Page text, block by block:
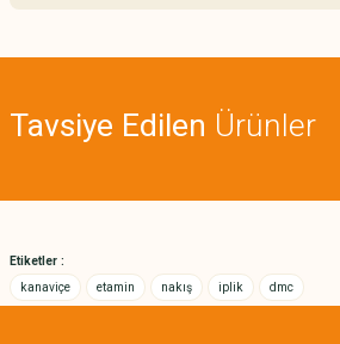
Ürün açıklamasında eksik bilgiler bulunuyor.
Tavsiye Edilen Ürünler
Etiketler :
kanaviçe
etamin nakış iplik dmc